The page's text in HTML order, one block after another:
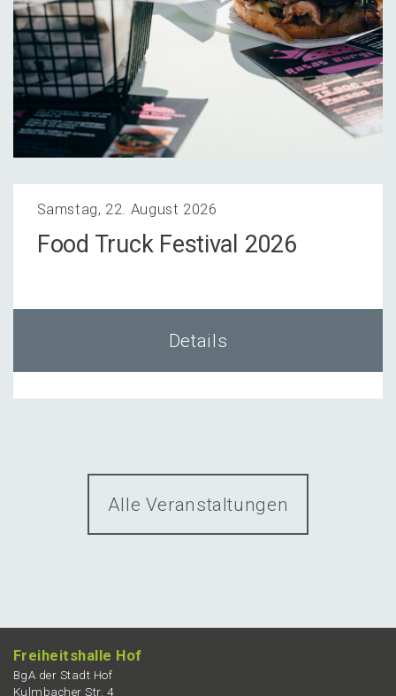
Samstag, 22. August 2026
Food Truck Festi­val 2026
Details
Alle Veranstaltungen
Freiheits­hal­le Hof
BgA der Stadt Hof
Kulmba­cher Str. 4